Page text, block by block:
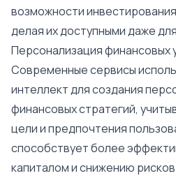
возможности
делая их доступными даже
Персонализация финансовых
Современные сервисы
интеллект для создания
финансовых стратегий,
цели и предпочтения
способствует более
капиталом и снижению